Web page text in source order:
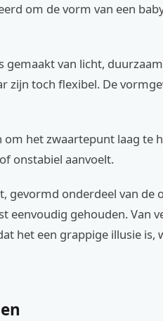
om de vorm van een
gemaakt van licht,
zijn toch flexibel. De
het zwaartepunt laag te
onstabiel aanvoelt.
gevormd onderdeel van de
eenvoudig gehouden. Van
het een grappige illusie is,